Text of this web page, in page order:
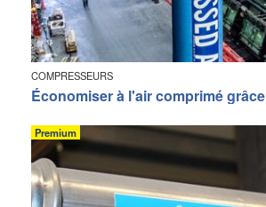
COMPRESSEURS
Économiser à l'air comprimé grâce
Premium